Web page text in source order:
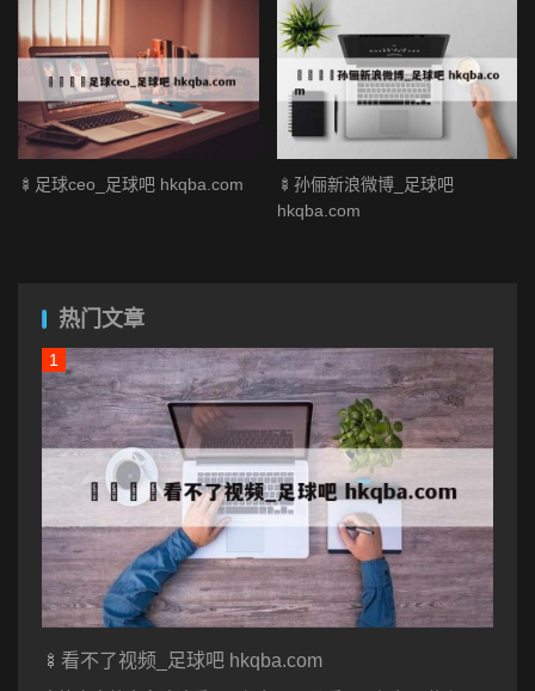
🍢足球ceo_足球吧 hkqba.com
🍢孙俪新浪微博_足球吧
hkqba.com
热门文章
🍢看不了视频_足球吧 hkqba.com